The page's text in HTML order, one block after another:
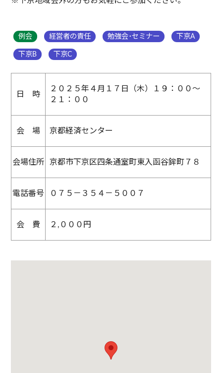
例会 経営者の責任 勉強会･セミナー 下京A
下京B 下京C
日 時
２０２５年４月１７日（木）１９：００～
２１：００
会 場 京都経済センター
会場住所 京都市下京区四条通室町東入函谷鉾町７８
電話番号 ０７５－３５４－５００７
会 費 ２,０００円